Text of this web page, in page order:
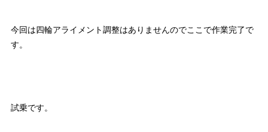
今回は四輪アライメント調整はありませんのでここで作業完了で
す。
試乗です。